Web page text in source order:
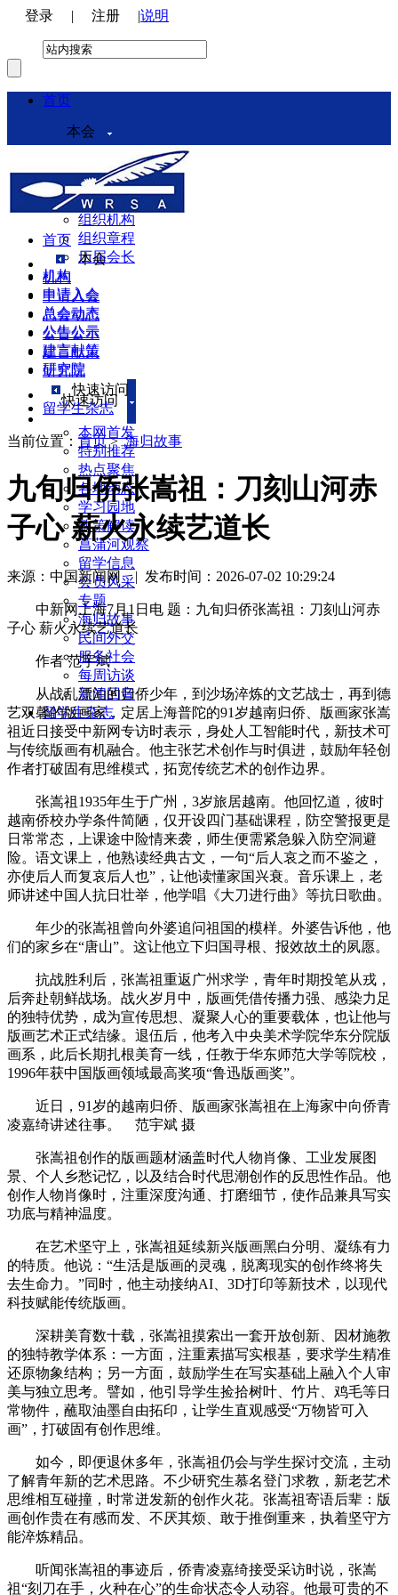
登录 | 注册 |说明
首页
本会
本会介绍
领导机构
理事会
组织机构
组织章程
历届会长
机构
申请入会
总会动态
公告公示
建言献策
研究院
快速访问
本网首发
特别推荐
热点聚焦
各地动态
学习园地
政策解读
菖蒲河观察
留学信息
会员风采
专题
海归故事
民间外交
服务社会
每周访谈
新闻回音
留学生杂志
首页
本会
机构
申请入会
总会动态
公告公示
建言献策
研究院
快速访问
留学生杂志
当前位置： 首页>海归故事
九旬归侨张嵩祖：刀刻山河赤
子心 薪火永续艺道长
来源：中国新闻网 | 发布时间：2026-07-02 10:29:24
中新网上海7月1日电 题：九旬归侨张嵩祖：刀刻山河赤
子心 薪火永续艺道长
作者 范宇斌
从战乱漂泊的归侨少年，到沙场淬炼的文艺战士，再到德
艺双馨的版画家，定居上海普陀的91岁越南归侨、版画家张嵩
祖近日接受中新网专访时表示，身处人工智能时代，新技术可
与传统版画有机融合。他主张艺术创作与时俱进，鼓励年轻创
作者打破固有思维模式，拓宽传统艺术的创作边界。
张嵩祖1935年生于广州，3岁旅居越南。他回忆道，彼时
越南侨校办学条件简陋，仅开设四门基础课程，防空警报更是
日常常态，上课途中险情来袭，师生便需紧急躲入防空洞避
险。语文课上，他熟读经典古文，一句“后人哀之而不鉴之，
亦使后人而复哀后人也”，让他读懂家国兴衰。音乐课上，老
师讲述中国人抗日壮举，他学唱《大刀进行曲》等抗日歌曲。
年少的张嵩祖曾向外婆追问祖国的模样。外婆告诉他，他
们的家乡在“唐山”。这让他立下归国寻根、报效故土的夙愿。
抗战胜利后，张嵩祖重返广州求学，青年时期投笔从戎，
后奔赴朝鲜战场。战火岁月中，版画凭借传播力强、感染力足
的独特优势，成为宣传思想、凝聚人心的重要载体，也让他与
版画艺术正式结缘。退伍后，他考入中央美术学院华东分院版
画系，此后长期扎根美育一线，任教于华东师范大学等院校，
1996年获中国版画领域最高奖项“鲁迅版画奖”。
近日，91岁的越南归侨、版画家张嵩祖在上海家中向侨青
凌嘉绮讲述往事。 范宇斌 摄
张嵩祖创作的版画题材涵盖时代人物肖像、工业发展图
景、个人乡愁记忆，以及结合时代思潮创作的反思性作品。他
创作人物肖像时，注重深度沟通、打磨细节，使作品兼具写实
功底与精神温度。
在艺术坚守上，张嵩祖延续新兴版画黑白分明、凝练有力
的特质。他说：“生活是版画的灵魂，脱离现实的创作终将失
去生命力。”同时，他主动接纳AI、3D打印等新技术，以现代
科技赋能传统版画。
深耕美育数十载，张嵩祖摸索出一套开放创新、因材施教
的独特教学体系：一方面，注重素描写实根基，要求学生精准
还原物象结构；另一方面，鼓励学生在写实基础上融入个人审
美与独立思考。譬如，他引导学生捡拾树叶、竹片、鸡毛等日
常物件，蘸取油墨自由拓印，让学生直观感受“万物皆可入
画”，打破固有创作思维。
如今，即便退休多年，张嵩祖仍会与学生探讨交流，主动
了解青年新的艺术思路。不少研究生慕名登门求教，新老艺术
思维相互碰撞，时常迸发新的创作火花。张嵩祖寄语后辈：版
画创作贵在有感而发、不厌其烦、敢于推倒重来，执着坚守方
能淬炼精品。
听闻张嵩祖的事迹后，侨青凌嘉绮接受采访时说，张嵩
祖“刻刀在手，火种在心”的生命状态令人动容。他最可贵的不